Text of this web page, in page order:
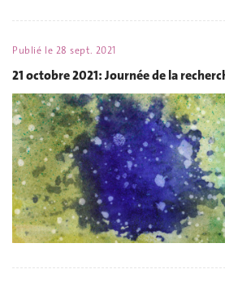
Publié le 28 sept. 2021
21 octobre 2021: Journée de la